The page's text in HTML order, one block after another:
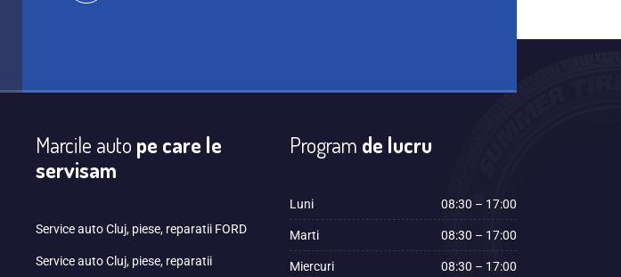
Marcile auto pe care le
servisam
Service auto Cluj, piese, reparatii FORD
Service auto Cluj, piese, reparatii
Program de lucru
Luni 08:30 – 17:00
Marti 08:30 – 17:00
Miercuri 08:30 – 17:00